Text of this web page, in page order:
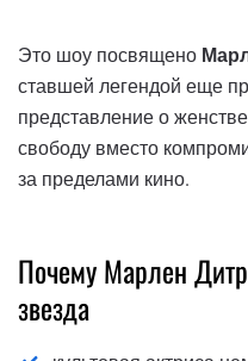
Это шоу посвящено
ставшей легендой еще
представление о
свободу вместо
за пределами кино.
Почему Марлен
звезда